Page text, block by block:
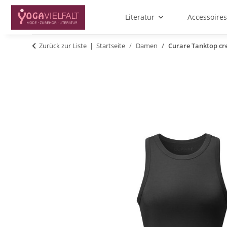
Literatur Accessoires
Zurück zur Liste Startseite Damen Curare Tanktop